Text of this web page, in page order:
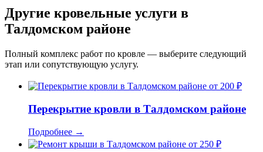
Другие кровельные услуги в
Талдомском районе
Полный комплекс работ по кровле — выберите следующий
этап или сопутствующую услугу.
от 200 ₽
Перекрытие кровли в Талдомском районе
Подробнее →
от 250 ₽